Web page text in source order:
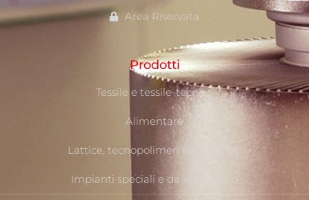
Area Riservata
Prodotti
Tessile e tessile-tecnico
Alimentare
Lattice, tecnopolimeri e compositi
Impianti speciali e da laboratorio